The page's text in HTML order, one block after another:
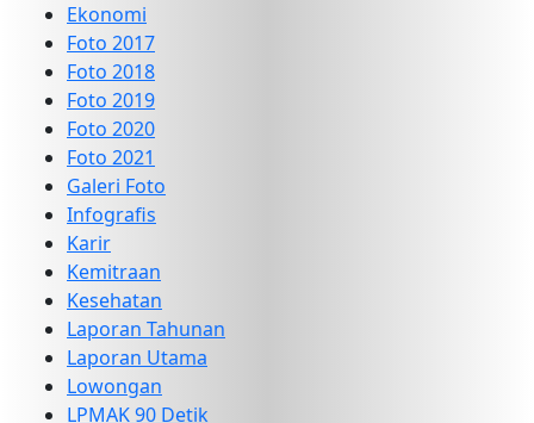
Ekonomi
Foto 2017
Foto 2018
Foto 2019
Foto 2020
Foto 2021
Galeri Foto
Infografis
Karir
Kemitraan
Kesehatan
Laporan Tahunan
Laporan Utama
Lowongan
LPMAK 90 Detik